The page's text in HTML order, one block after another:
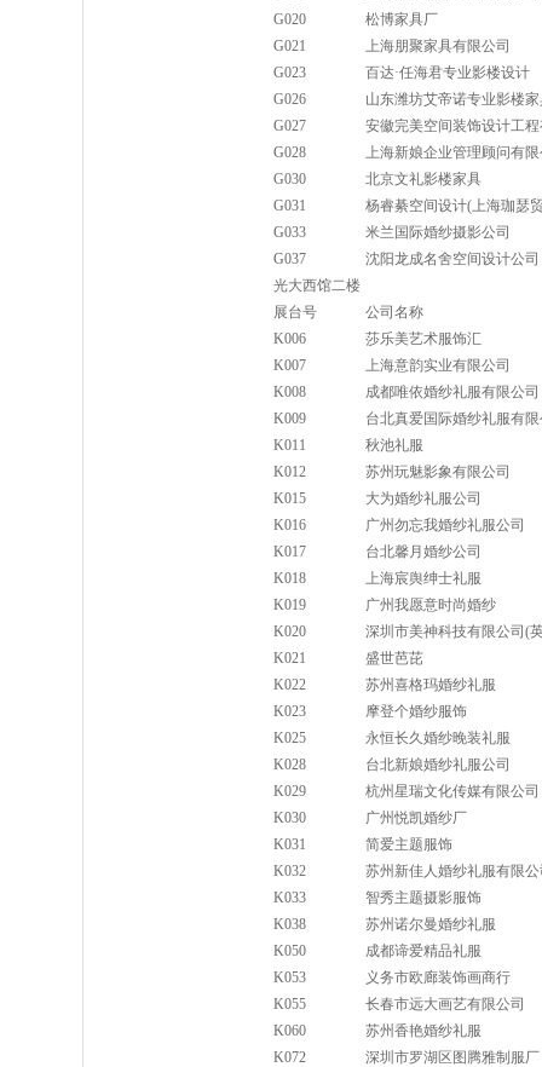
G020
松博家具厂
G021
上海朋聚家具有限公司
G023
百达·任海君专业影楼设计
G026
山东潍坊艾帝诺专业影楼
G027
安徽完美空间装饰设计工
G028
上海新娘企业管理顾问有
G030
北京文礼影楼家具
G031
杨睿綦空间设计(上海珈瑟
G033
米兰国际婚纱摄影公司
G037
沈阳龙成名舍空间设计公司
光大西馆二楼
展台号
公司名称
K006
莎乐美艺术服饰汇
K007
上海意韵实业有限公司
K008
成都唯依婚纱礼服有限公司
K009
台北真爱国际婚纱礼服有
K011
秋池礼服
K012
苏州玩魅影象有限公司
K015
大为婚纱礼服公司
K016
广州勿忘我婚纱礼服公司
K017
台北馨月婚纱公司
K018
上海宸舆绅士礼服
K019
广州我愿意时尚婚纱
K020
深圳市美神科技有限公司(
K021
盛世芭芘
K022
苏州喜格玛婚纱礼服
K023
摩登个婚纱服饰
K025
永恒长久婚纱晚装礼服
K028
台北新娘婚纱礼服公司
K029
杭州星瑞文化传媒有限公司
K030
广州悦凯婚纱厂
K031
简爱主题服饰
K032
苏州新佳人婚纱礼服有限
K033
智秀主题摄影服饰
K038
苏州诺尔曼婚纱礼服
K050
成都谛爱精品礼服
K053
义务市欧廊装饰画商行
K055
长春市远大画艺有限公司
K060
苏州香艳婚纱礼服
K072
深圳市罗湖区图腾雅制服厂